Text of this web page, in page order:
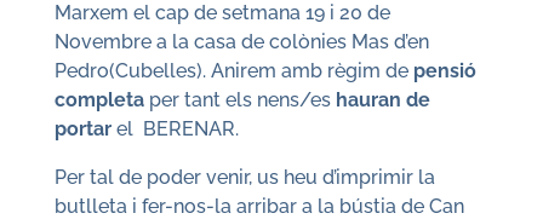
Marxem el cap de setmana 19 i 20 de
Novembre a la casa de colònies Mas d’en
Pedro(Cubelles). Anirem amb règim de pensió
completaper tant els nens/es hauran de
portarel BERENAR.
Per tal de poder venir, us heu d’imprimir la
butlleta i fer-nos-la arribar a la bústia de Can